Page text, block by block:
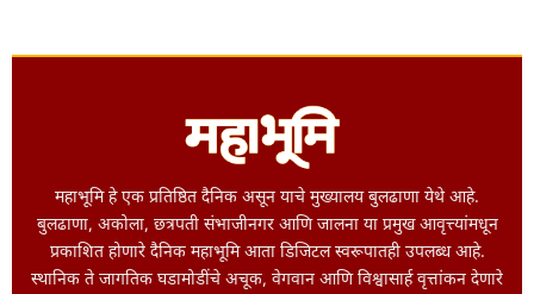
महाभूमि हे एक प्रतिष्ठित दैनिक असून याचे मुख्यालय बुलढाणा येथे आहे.
बुलढाणा, अकोला, छत्रपती संभाजीनगर आणि जालना या प्रमुख आवृत्त्यांमधून
प्रकाशित होणारे दैनिक महाभूमि आता डिजिटल स्वरूपातही उपलब्ध आहे.
स्थानिक ते जागतिक घडामोडींचे अचूक, वेगवान आणि विश्वासार्ह वृत्तांकन देणारे